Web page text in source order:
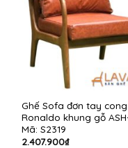
Ghế Sofa đơn tay cong
Ronaldo khung gỗ
Mã: S2319
2.407.900₫